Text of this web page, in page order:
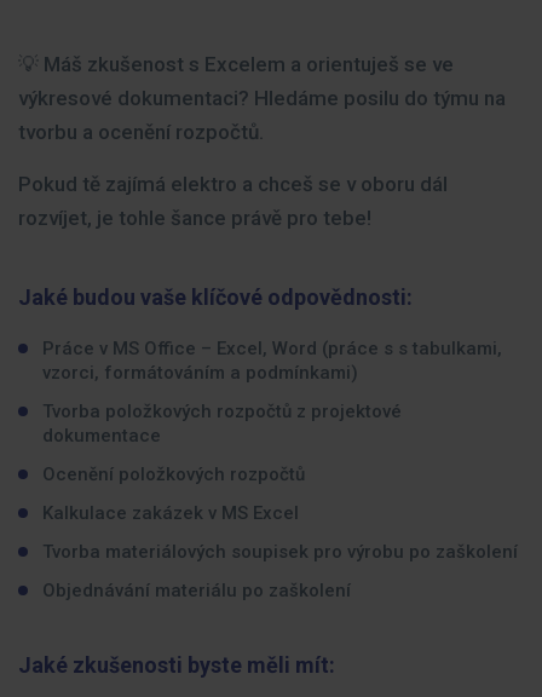
💡 Máš zkušenost s Excelem a orientuješ se ve
výkresové dokumentaci? Hledáme posilu do týmu na
tvorbu a ocenění rozpočtů.
Pokud tě zajímá elektro a chceš se v oboru dál
rozvíjet, je tohle šance právě pro tebe!
Jaké budou vaše klíčové odpovědnosti:
Práce v MS Office – Excel, Word (práce s s tabulkami,
vzorci, formátováním a podmínkami)
Tvorba položkových rozpočtů z projektové
dokumentace
Ocenění položkových rozpočtů
Kalkulace zakázek v MS Excel
Tvorba materiálových soupisek pro výrobu po zaškolení
Objednávání materiálu po zaškolení
Jaké zkušenosti byste měli mít: